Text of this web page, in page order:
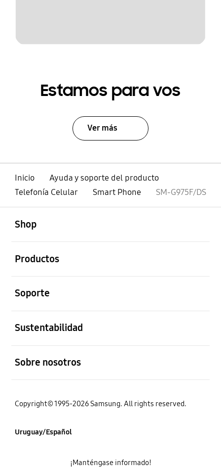
Estamos para vos
Ver más
Inicio
Ayuda y soporte del producto
Telefonía Celular
Smart Phone SM-G975F/DS
Shop
Productos
Soporte
Sustentabilidad
Sobre nosotros
Copyright© 1995-2026 Samsung. All rights reserved.
Uruguay/Español
¡Manténgase informado!